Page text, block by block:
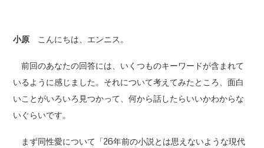
小原 こんにちは、エンニス。
前回のあなたの回答には、いくつものキーワードが含まれて
いるように感じました。それについて考えてみたところ、面白
いことがいろいろ見つかって、何から話したらいいかわからな
いぐらいです。
まず同性愛について「26年前の小説とは思えないような現代